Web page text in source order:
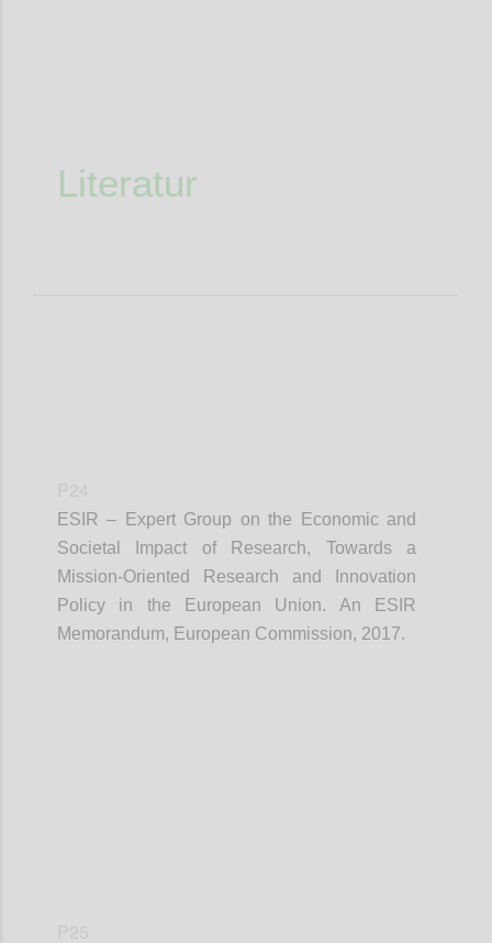
Literatur
ESIR – Expert Group on the Economic and
Societal Impact of Research, Towards a
Mission-Oriented Research and Innovation
Policy in the European Union. An ESIR
Memorandum, European Commission, 2017.